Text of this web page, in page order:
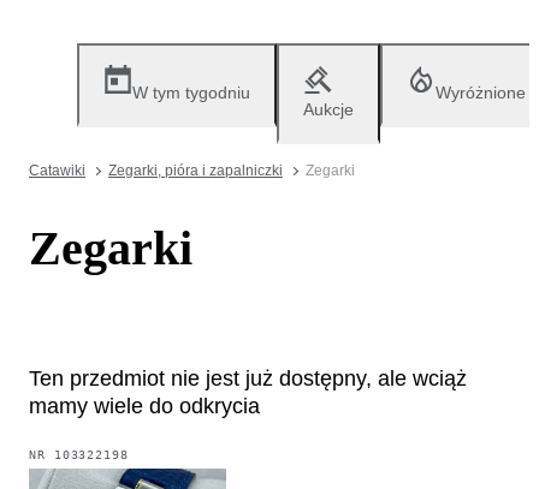
W tym tygodniu
Aukcje
Wyróżnione
Catawiki Zegarki, pióra i zapalniczki Zegarki
Zegarki
Ten przedmiot nie jest już dostępny, ale wciąż
mamy wiele do odkrycia
NR 103322198